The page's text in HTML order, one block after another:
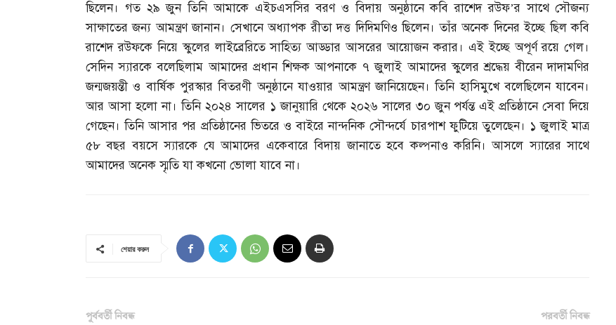
ছিলেন। গত ২৯ জুন তিনি আমাকে এইচএসসির বরণ ও বিদায় অনুষ্ঠানে কবি রাশেদ রউফ’র সাথে সৌজন্য
সাক্ষাতের জন্য আমন্ত্রণ জানান। সেখানে অধ্যাপক রীতা দত্ত দিদিমণিও ছিলেন। তাঁর অনেক দিনের ইচ্ছে ছিল কবি
রাশেদ রউফকে নিয়ে স্কুলের লাইব্রেরিতে সাহিত্য আড্ডার আসরের আয়োজন করার। এই ইচ্ছে অপূর্ণ রয়ে গেল।
সেদিন স্যারকে বলেছিলাম আমাদের প্রধান শিক্ষক আপনাকে ৭ জুলাই আমাদের স্কুলের শ্রদ্ধেয় বীরেন দাদামণির
জন্মজয়ন্তী ও বার্ষিক পুরস্কার বিতরণী অনুষ্ঠানে যাওয়ার আমন্ত্রণ জানিয়েছেন। তিনি হাসিমুখে বলেছিলেন যাবেন।
আর আসা হলো না। তিনি ২০২৪ সালের ১ জানুয়ারি থেকে ২০২৬ সালের ৩০ জুন পর্যন্ত এই প্রতিষ্ঠানে সেবা দিয়ে
গেছেন। তিনি আসার পর প্রতিষ্ঠানের ভিতরে ও বাইরে নান্দনিক সৌন্দর্যে চারপাশ ফুটিয়ে তুলেছেন। ১ জুলাই মাত্র
৫৮ বছর বয়সে স্যারকে যে আমাদের একেবারে বিদায় জানাতে হবে কল্পনাও করিনি। আসলে স্যারের সাথে
আমাদের অনেক স্মৃতি যা কখনো ভোলা যাবে না।
শেয়ার করুন
পূর্ববর্তী নিবন্ধ
পরবর্তী নিবন্ধ